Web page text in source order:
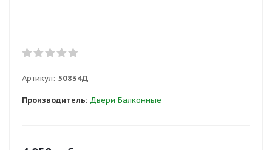
Артикул: 50834Д
Производитель: Двери Балконные